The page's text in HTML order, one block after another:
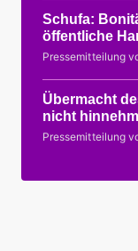
Schufa:
öffentliche
Pressemitteilung
Übermacht
nicht
Pressemitteilung